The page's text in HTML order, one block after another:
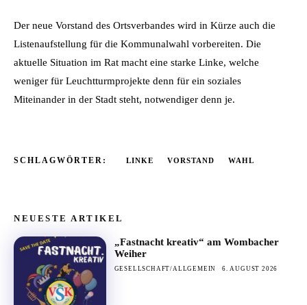
Der neue Vorstand des Ortsverbandes wird in Kürze auch die
Listenaufstellung für die Kommunalwahl vorbereiten. Die
aktuelle Situation im Rat macht eine starke Linke, welche
weniger für Leuchtturmprojekte denn für ein soziales
Miteinander in der Stadt steht, notwendiger denn je.
SCHLAGWÖRTER: LINKE VORSTAND WAHL
NEUESTE ARTIKEL
„Fastnacht kreativ“ am Wombacher
Weiher
GESELLSCHAFT/ALLGEMEIN 6. AUGUST 2026